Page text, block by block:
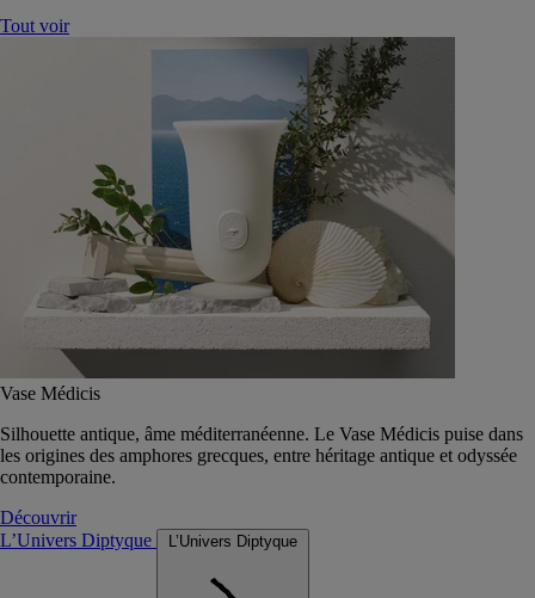
Tout voir
Vase Médicis
Silhouette antique, âme méditerranéenne. Le Vase Médicis puise dans
les origines des amphores grecques, entre héritage antique et odyssée
contemporaine.
Découvrir
L’Univers Diptyque
L’Univers Diptyque